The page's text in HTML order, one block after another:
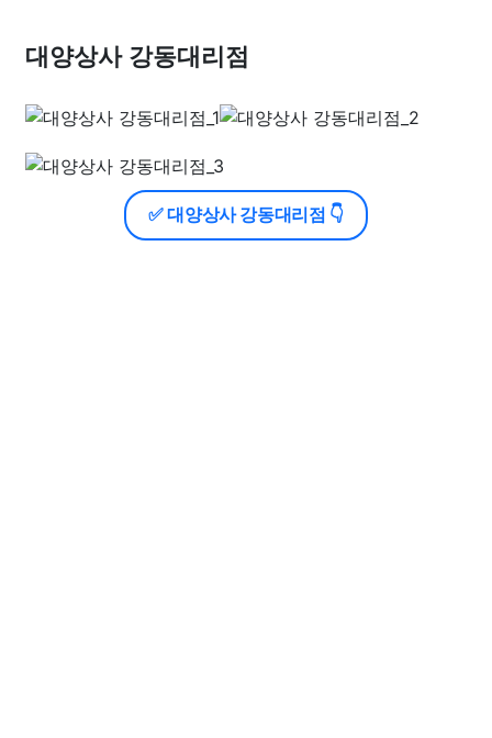
대양상사 강동대리점
✅ 대양상사 강동대리점 👇